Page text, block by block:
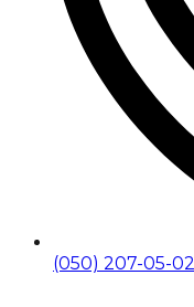
(050) 207-05-02